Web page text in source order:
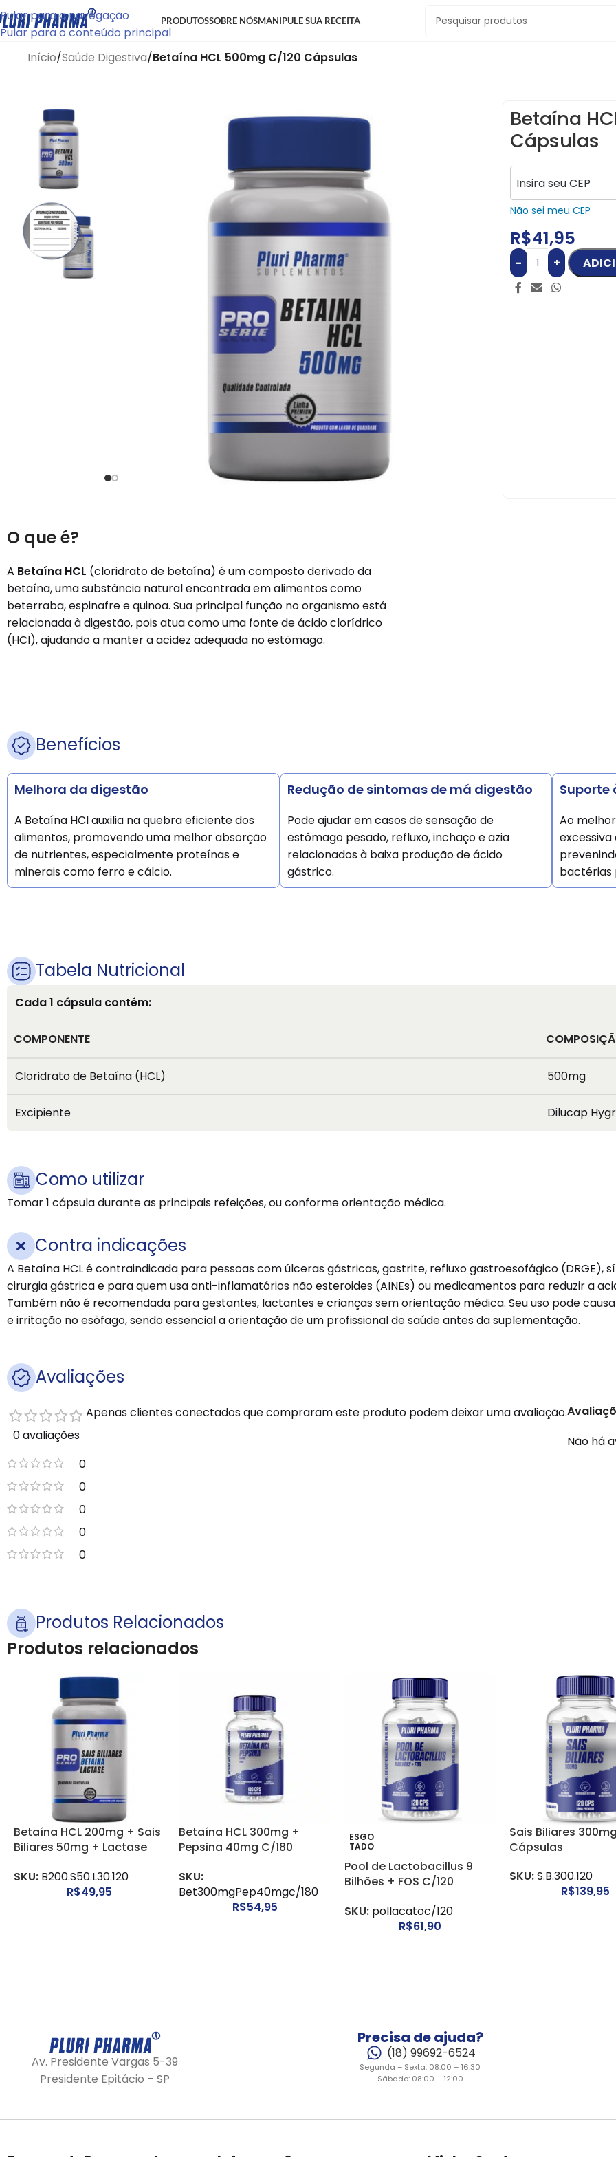
Pular para a navegação
Pular para o conteúdo principal
PRODUTOSSOBRE NÓSMANIPULE SUA RECEITA
Início/Saúde Digestiva/Betaína HCL 500mg C/120 Cápsulas
Betaína
Cápsulas
Não sei meu CEP
R$41,95
- +
O que é?
A Betaína HCL (cloridrato de betaína) é um composto derivado da
betaína, uma substância natural encontrada em alimentos como
beterraba, espinafre e quinoa. Sua principal função no organismo está
relacionada à digestão, pois atua como uma fonte de ácido clorídrico
(HCl), ajudando a manter a acidez adequada no estômago.
Benefícios
Melhora da digestão
A Betaína HCl auxilia na quebra eficiente dos
alimentos, promovendo uma melhor absorção
de nutrientes, especialmente proteínas e
minerais como ferro e cálcio.
Redução de sintomas de má digestão
Pode ajudar em casos de sensação de
estômago pesado, refluxo, inchaço e azia
relacionados à baixa produção de ácido
gástrico.
Suporte
Ao
bactérias
Tabela Nutricional
Cada 1 cápsula contém:
COMPONENTE
Cloridrato de Betaína (HCL) 500mg
Excipiente Dilucap
Como utilizar
Tomar 1 cápsula durante as principais refeições, ou conforme orientação médica.
Contra indicações
A Betaína HCL é contraindicada para pessoas com úlceras gástricas, gastrite, refluxo gastroesofágico (DRGE),
cirurgia gástrica e para quem usa anti-inflamatórios não esteroides (AINEs) ou medicamentos para reduzir a
Também não é recomendada para gestantes, lactantes e crianças sem orientação médica. Seu uso pode
e irritação no esôfago, sendo essencial a orientação de um profissional de saúde antes da suplementação.
Avaliações
0 avaliações
0
0
0
0
0
Não há
Apenas clientes conectados que compraram este produto podem deixar uma avaliação.
Produtos Relacionados
Produtos relacionados
Betaína HCL 200mg + Sais
Biliares 50mg + Lactase
SKU: B200.S50.L30.120
R$49,95
Betaína HCL 300mg +
Pepsina 40mg C/180
SKU:
Bet300mgPep40mgc/180
R$54,95
ESGO
TADO
Pool de Lactobacillus 9
Bilhões + FOS C/120
SKU: pollacatoc/120
R$61,90
Sais Biliares
Cápsulas
SKU:S.B.300.120
R$139,95
Av. Presidente Vargas 5-39
Presidente Epitácio – SP
Precisa de ajuda?
(18) 99692-6524
Segunda – Sexta: 08:00 – 16:30
Sábado: 08:00 – 12:00